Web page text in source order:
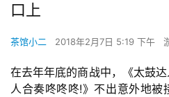
口上
茶馆小二 2018年2月7日 5:19 下午
在去年年底的商战中，《太鼓
人合奏咚咚咚!》不出意外地被